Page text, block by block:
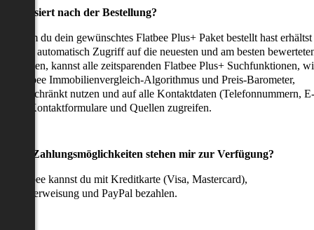
passiert nach der Bestellung?
du dein gewünschtes Flatbee Plus+ Paket bestellt hast erhältst
sofort automatisch Zugriff auf die neuesten und am besten
kannst alle zeitsparenden Flatbee Plus+ Suchfunktionen,
Flatbee Immobilienvergleich-Algorithmus und Preis-Barometer,
nutzen und auf alle Kontaktdaten (Telefonnummern, E-
Kontaktformulare und Quellen zugreifen.
Zahlungsmöglichkeiten stehen mir zur Verfügung?
Flatbee kannst du mit Kreditkarte (Visa, Mastercard),
und PayPal bezahlen.